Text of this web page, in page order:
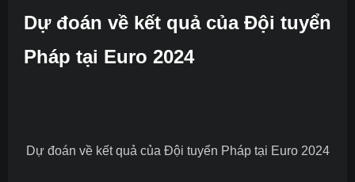
Dự đoán về kết quả của Đội tuyển
Pháp tại Euro 2024
Dự đoán về kết quả của Đội tuyển Pháp tại Euro 2024